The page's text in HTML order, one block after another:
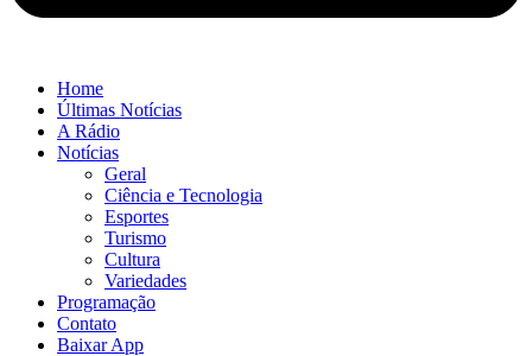
Home
Últimas Notícias
A Rádio
Notícias
Geral
Ciência e Tecnologia
Esportes
Turismo
Cultura
Variedades
Programação
Contato
Baixar App